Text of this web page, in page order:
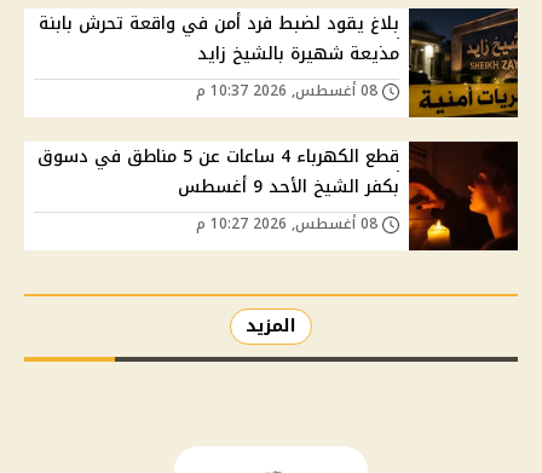
بلاغ يقود لضبط فرد أمن في واقعة تحرش بابنة
مذيعة شهيرة بالشيخ زايد
قطع الكهرباء 4 ساعات عن 5 مناطق في دسوق
بكفر الشيخ الأحد 9 أغسطس
المزيد